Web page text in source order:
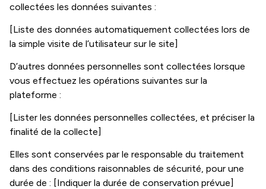
collectées les données suivantes :
[Liste des données automatiquement collectées lors de
la simple visite de l’utilisateur sur le site]
D’autres données personnelles sont collectées lorsque
vous effectuez les opérations suivantes sur la
plateforme :
[Lister les données personnelles collectées, et préciser la
finalité de la collecte]
Elles sont conservées par le responsable du traitement
dans des conditions raisonnables de sécurité, pour une
durée de : [Indiquer la durée de conservation prévue]